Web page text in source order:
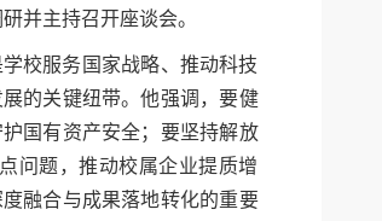
并主持召开座谈会。
校服务国家战略、推动科技
的关键纽带。他强调，要健
国有资产安全；要坚持解放
问题，推动校属企业提质增
融合与成果落地转化的重要